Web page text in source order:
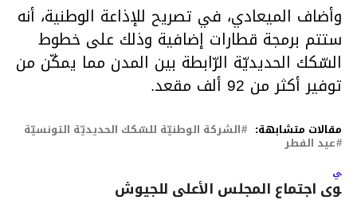
وأضاف الميعادي، في تصريح للإذاعة الوطنية، أنه
ستتم برمجة قطارات إضافية وذلك على خطوط
السّكك الحديديّة الرّابطة بين المدن مما يمكّن من
توفير أكثر من 92 ألف مقعد.
مقالات متشابهة: الشركة الوطنيّة للسّكك الحديديّة التونسيّة
عيد الفطر
اجتماع المجلس الأعلى للجيوش